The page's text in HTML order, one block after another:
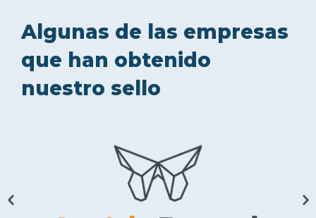
Algunas de las empresas
que han obtenido
nuestro sello